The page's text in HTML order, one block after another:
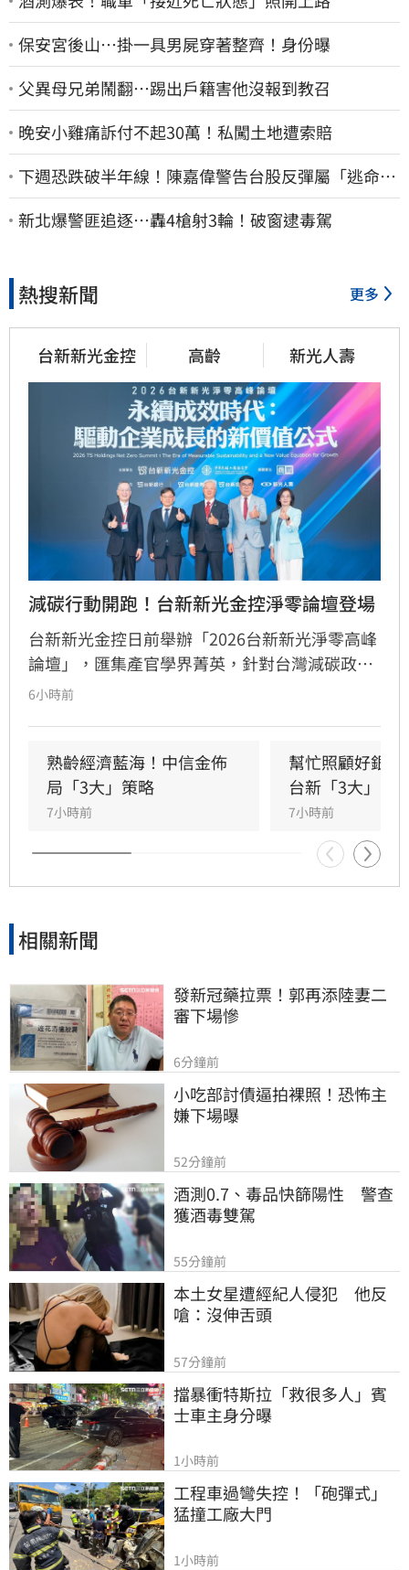
保安宮後山…掛一具男屍穿著整齊！身份曝
父異母兄弟鬧翻…踢出戶籍害他沒報到教召
晚安小雞痛訴付不起30萬！私闖土地遭索賠
下週恐跌破半年線！陳嘉偉警告台股反彈屬「逃命
波」：空頭大屠殺剛開始
新北爆警匪追逐…轟4槍射3輪！破窗逮毒駕
熱搜新聞 更多
台新新光金控 高齡 新光人壽
減碳行動開跑！台新新光金控淨零論壇登場
台新新光金控日前舉辦「2026台新新光淨零高峰
論壇」，匯集產官學界菁英，針對台灣減碳政
策、碳定價制度及企業轉型策略進行深度對話。
控總經理林維俊指出，論壇邁入第五年，致力協
助企業將永續轉化為國際競爭力。會中上銀、強
茂、宏碁及金寶等指標企業分享低碳實踐經驗。
台新新光金控憑藉優異的永續績效，不僅連續三
年獲標普全球永續年鑑銀行業全球前1%，更獲
MSCI ESG AAA最高評級，展現其帶領產業接軌
邁向永續發展的強力後盾。
6小時前
熟齡經濟藍海！中信金佈
局「3大」策略
7小時前
幫忙照顧好銀
台新「3大」防
7小時前
相關新聞
發新冠藥拉票！郭再添陸妻二
審下場慘
6分鐘前
小吃部討債逼拍裸照！恐怖主
嫌下場曝
52分鐘前
酒測0.7、毒品快篩陽性　警查
獲酒毒雙駕
55分鐘前
本土女星遭經紀人侵犯　他反
嗆：沒伸舌頭
57分鐘前
擋暴衝特斯拉「救很多人」賓
士車主身分曝
1小時前
工程車過彎失控！「砲彈式」
猛撞工廠大門
1小時前